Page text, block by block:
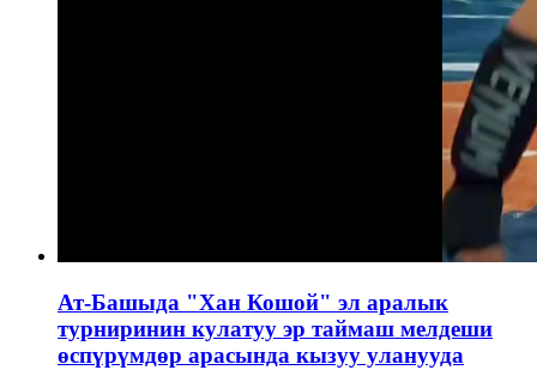
Ат-Башыда "Хан Кошой" эл аралык
турниринин кулатуу эр таймаш мелдеши
өспүрүмдөр арасында кызуу уланууда